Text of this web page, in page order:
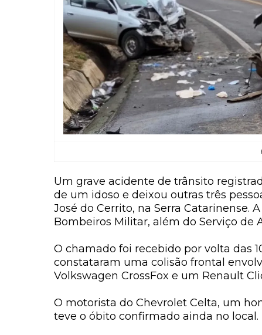
Um grave acidente de trânsito
de um idoso e deixou outras três
José do Cerrito, na Serra Catarinense.
Bombeiros Militar, além do Serviço de
O chamado foi recebido por volta das
constataram uma colisão frontal
Volkswagen CrossFox e um Renault
O motorista do Chevrolet Celta, um
teve o óbito confirmado ainda no local.